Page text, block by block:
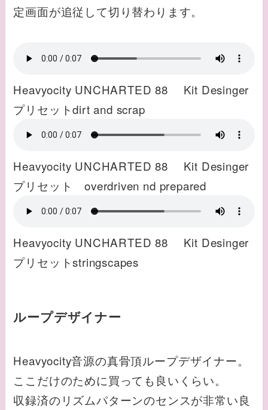
定画面が追従して切り替わります。
Heavyocity UNCHARTED 88 Kit Desinger
プリセットdirt and scrap
Heavyocity UNCHARTED 88 Kit Desinger
プリセット overdriven nd prepared
Heavyocity UNCHARTED 88 Kit Desinger
プリセットstringscapes
ループデザイナー
Heavyocity音源の真骨頂ループデザイナー。
ここだけのために買っても良いくらい。
収録済のリズムパターンのセンスが非常い良